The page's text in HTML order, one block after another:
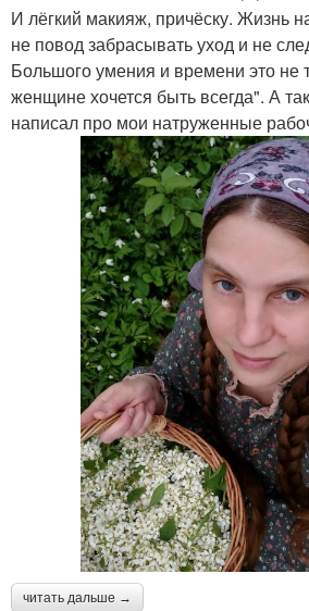
И лёгкий макияж, причёску. Жизнь
не повод забрасывать уход и не
Большого умения и времени это не
женщине хочется быть всегда". А
написал про мои натруженные
читать дальше →